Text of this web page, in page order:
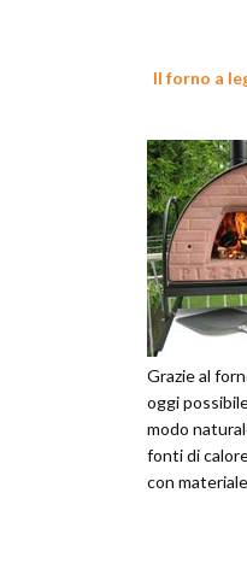
Il forno a
Grazie al
oggi
modo
fonti di
con